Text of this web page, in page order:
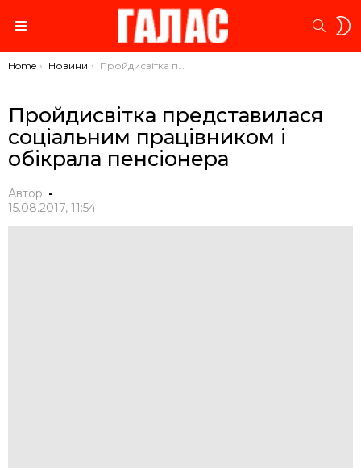
You are here:
Home Новини Пройдисвітка представилася соціальним працівником і обікрала пенсіонера
Пройдисвітка представилася
соціальним працівником і
обікрала пенсіонера
Автор: -
15.08.2017, 11:54